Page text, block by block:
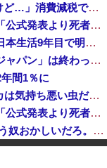
【消費税率1％】 「下げるのが筋なんですけど…」消費減税で値下がりする分と同じだけ商品を値上げして店頭価格を変えない店も
中国「大洪水！」中国ダム「決壊」地元民「公式発表より死者多い！」中国政府「住民拘束！（安否不明」中国当局「救助隊動画も削除」台風13号「三峡ダム接近中」→
「中国人ってこんなに嫌われているの？」日本生活9年目で明かす本心！
韓国人の対日好感度が過去最高に、「ノージャパン」は終わった？＝ネット「中国より100倍いい」
間1％に
【予算100万】 市長「特定外来生物クビアカは気持ち悪い虫だしそんな需要ないと思う」1匹300円相当の報奨金→初日に42万取られ焦り
中国「大洪水！」中国ダム「決壊」地元民「公式発表より死者多い！」中国政府「住民拘束！（安否不明」中国当局「救助隊動画も削除」台風13号「三峡ダム接近中」→
【正論】 有吉「『俺テレビ見ない』って言う奴おかしいだろ。団子屋で『団子食べない』って言うか？」
世界初の超伝導量子熱機関…燃料もピストンもない量子エンジンが回った！